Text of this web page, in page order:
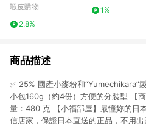
粉，400g，袋裝
蝦皮購物
2.8%
1%
商品描述
✅ 25% 國產小麥粉和“Yumechikara”
小包160g（約4份）方便的分裝型 【
量：480 克 【小福部屋】最懂妳的日
信店家，保證日本直送的正品，不用